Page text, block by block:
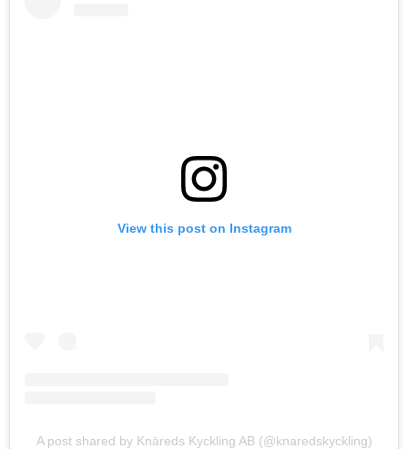
View this post on Instagram
A post shared by Knäreds Kyckling AB (@knaredskyckling)